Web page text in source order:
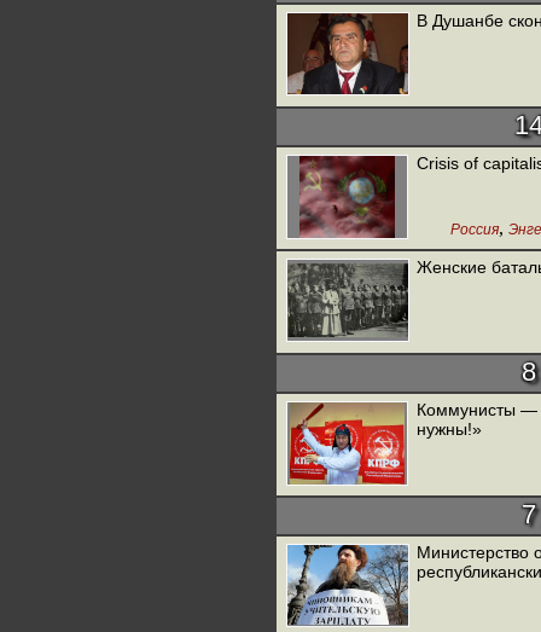
В Душанбе
Crisis of
Россия,
Женские
Коммунисты —
нужны!»
Министерство